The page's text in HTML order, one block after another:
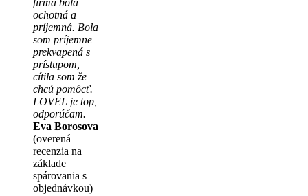
ochotná a
príjemná. Bola
som príjemne
prekvapená s
prístupom,
cítila som že
chcú pomôcť.
LOVEL je top,
odporúčam.
Eva Borosova
(overená
recenzia na
základe
spárovania s
objednávkou)